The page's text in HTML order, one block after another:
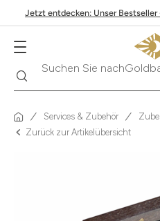
Jetzt entdecken: Unser
Suchen Sie nach
Services & Zubehör
Zurück zur Artikelübersicht